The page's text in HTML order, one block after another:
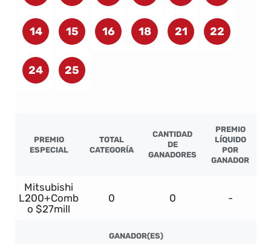
14 15 16 18 21 22
24 25
PREMIO
ESPECIAL
TOTAL
CATEGORÍA
CANTIDAD
DE
GANADORES
PREMIO
LÍQUIDO
POR
GANADOR
Mitsubishi
L200+Comb
o $27mill
0 0 -
GANADOR(ES)